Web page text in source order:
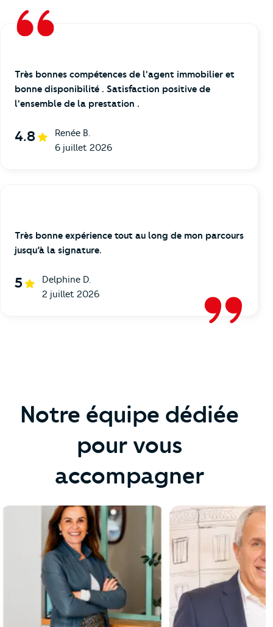
Très bonnes compétences de l'agent immobilier et
bonne disponibilité . Satisfaction positive de
l'ensemble de la prestation .
4.8
Renée B.
6 juillet 2026
Très bonne expérience tout au long de mon parcours
jusqu’à la signature.
5
Delphine D.
2 juillet 2026
Notre équipe dédiée
pour vous
accompagner